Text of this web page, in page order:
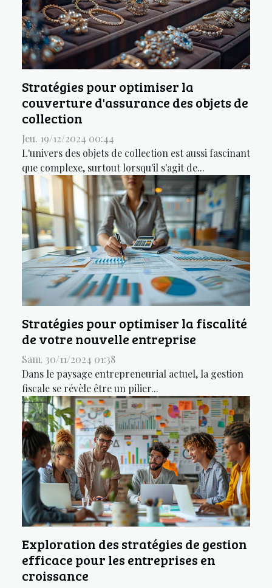
Stratégies pour optimiser la
couverture d'assurance des objets de
collection
Jeu. 19/12/2024 00:44
L'univers des objets de collection est aussi fascinant
que complexe, surtout lorsqu'il s'agit de...
Stratégies pour optimiser la fiscalité
de votre nouvelle entreprise
Sam. 30/11/2024 01:38
Dans le paysage entrepreneurial actuel, la gestion
fiscale se révèle être un pilier...
Exploration des stratégies de gestion
efficace pour les entreprises en
croissance